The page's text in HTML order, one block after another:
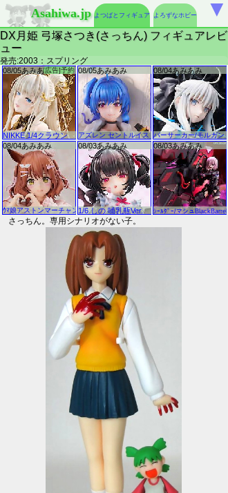
Asahiwa.jp よつばとフィギュア よろずなホビー
DX月姫 弓塚さつき(さっちん) フィギュアレビ
ュー
発売:2003：スプリング
さっちん。専用シナリオがない子。
▼